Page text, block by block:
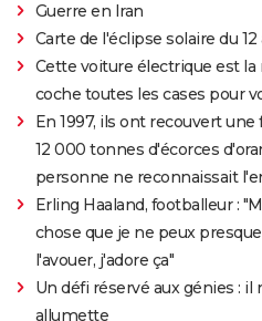
Guerre en Iran
Carte de l'éclipse solaire du 12
Cette voiture électrique est la
coche toutes les cases pour
En 1997, ils ont recouvert une
12 000 tonnes d'écorces
personne ne reconnaissait
Erling Haaland, footballeur :
chose que je ne peux
l'avouer, j'adore ça"
Un défi réservé aux génies :
allumette